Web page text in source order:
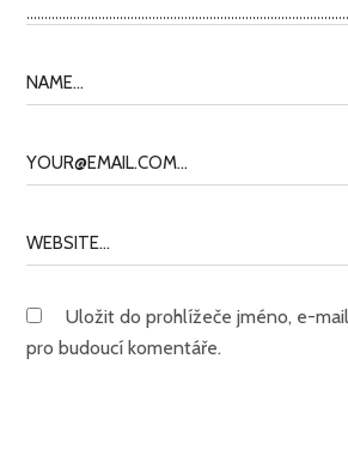
Uložit do prohlížeče jméno, e-
pro budoucí komentáře.